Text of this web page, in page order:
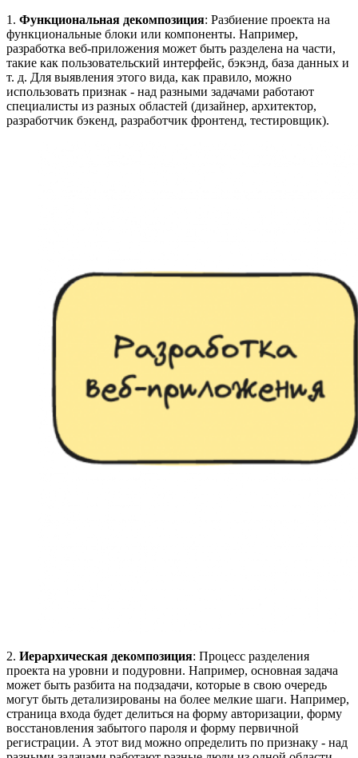
1. Функциональная декомпозиция: Разбиение проекта на
функциональные блоки или компоненты. Например,
разработка веб-приложения может быть разделена на части,
такие как пользовательский интерфейс, бэкэнд, база данных и
т. д. Для выявления этого вида, как правило, можно
использовать признак - над разными задачами работают
специалисты из разных областей (дизайнер, архитектор,
разработчик бэкенд, разработчик фронтенд, тестировщик).
2. Иерархическая декомпозиция: Процесс разделения
проекта на уровни и подуровни. Например, основная задача
может быть разбита на подзадачи, которые в свою очередь
могут быть детализированы на более мелкие шаги. Например,
страница входа будет делиться на форму авторизации, форму
восстановления забытого пароля и форму первичной
регистрации. А этот вид можно определить по признаку - над